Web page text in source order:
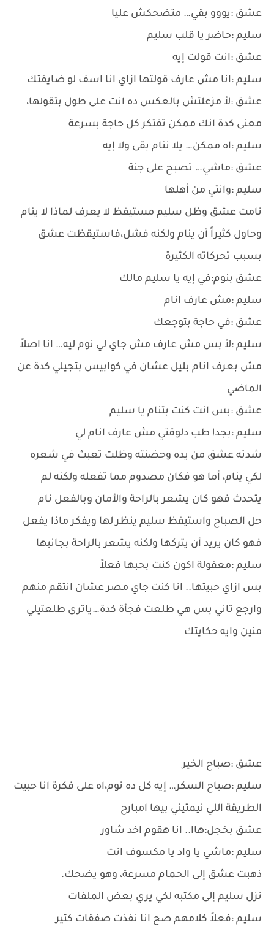
عشق :يووو بقي… متضحكش عليا
سليم :حاضر يا قلب سليم
عشق :انت قولت إيه
سليم :انا مش عارف قولتها ازاي انا اسف لو ضايقتك
عشق :لأ مزعلتش بالعكس ده انت على طول بتقولها،
معنى كدة انك ممكن تفتكر كل حاجة بسرعة
سليم :اه ممكن… يلا ننام بقى ولا إيه
عشق :ماشي… تصبح على جنة
سليم :وانتي من أهلها
نامت عشق وظل سليم مستيقظ لا يعرف لماذا لا ينام
وحاول كثيراً أن ينام ولكنه فشل،فاستيقظت عشق
بسبب تحركاته الكثيرة
عشق بنوم:في إيه يا سليم مالك
سليم :مش عارف انام
عشق :في حاجة بتوجعك
سليم :لأ بس مش عارف مش جاي لي نوم ليه… انا اصلاً
مش بعرف انام بليل عشان في كوابيس بتجيلي كدة عن
الماضي
عشق :بس انت كنت بتنام يا سليم
سليم :بجد! طب دلوقتي مش عارف انام لي
شدته عشق من يده وحضنته وظلت تعبث في شعره
لكي ينام، أما هو فكان مصدوم مما تفعله ولكنه لم
يتحدث فهو كان يشعر بالراحة والأمان وبالفعل نام
حل الصباح واستيقظ سليم ينظر لها ويفكر ماذا يفعل
فهو كان يريد أن يتركها ولكنه يشعر بالراحة بجانبها
سليم :معقولة اكون كنت بحبها فعلاً
بس ازاي حبيتها.. انا كنت جاي مصر عشان انتقم منهم
وارجع تاني بس هي طلعت فجأة كدة…ياترى طلعتيلي
منين وايه حكايتك
عشق :صباح الخير
سليم :صباح السكر… إيه كل ده نوم،اه على فكرة انا حبيت
الطريقة اللي نيمتيني بيها امبارح
عشق بخجل:هاا.. انا هقوم اخد شاور
سليم :ماشي يا واد يا مكسوف انت
ذهبت عشق إلى الحمام مسرعة، وهو يضحك.
نزل سليم إلى مكتبه لكي يري بعض الملفات
سليم :فعلاً كلامهم صح انا نفذت صفقات كتير